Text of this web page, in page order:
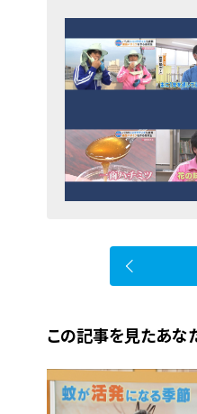
この記事を見たあな